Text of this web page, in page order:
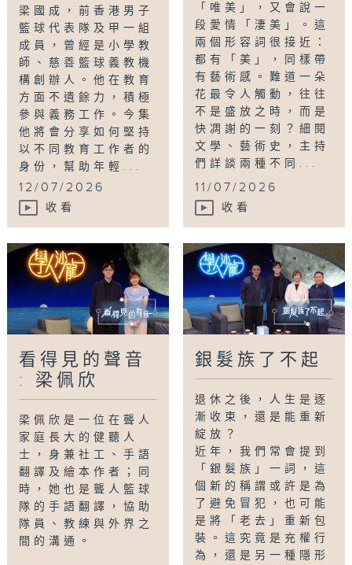
梁國成，前香港男子
籃球代表隊及甲一組
成員，曾經是小學教
師、慈善籃球義教機
構創辦人。他在教育
方面不遺餘力，積極
參與義務工作。今集
他將會分享如何堅持
以不同教育工作者的
身份，幫助年輕...
12/07/2026
收看
「唯美」，又會說一
段愛情「淒美」。這
兩個形容詞很接近：
都有「美」，同樣帶
有藝術感。難道一朵
花最令人觸動，往往
不是盛放之時，而是
快凋謝的一刻？細閱
文學、藝術史，主持
們詳談兩種不同...
11/07/2026
收看
看得見的聲音
: 梁佩欣
梁佩欣是一位在聾人
家庭長大的健聽人
士，身兼社工、手語
翻譯及繪本作者；同
時，她也是聾人籃球
隊的手語翻譯，協助
隊員、教練與外界之
間的溝通。
銀髮族了不起
退休之後，人生是逐
漸收束，還是能重新
綻放？
近年，我們常會提到
「銀髮族」一詞，這
個新的稱謂或許是為
了避免冒犯，也可能
是將「老去」重新包
裝。這究竟是充權行
為，還是另一種隱形